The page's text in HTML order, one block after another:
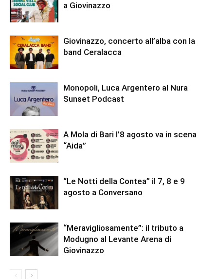
a Giovinazzo
Giovinazzo, concerto all’alba con la
band Ceralacca
Monopoli, Luca Argentero al Nura
Sunset Podcast
A Mola di Bari l’8 agosto va in scena
“Aida”
“Le Notti della Contea” il 7, 8 e 9
agosto a Conversano
“Meravigliosamente”: il tributo a
Modugno al Levante Arena di
Giovinazzo